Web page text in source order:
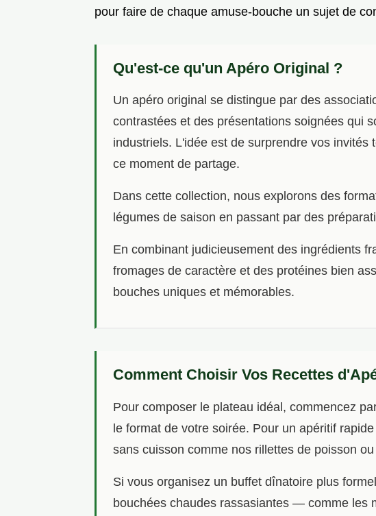
pour faire de chaque amuse-bouche un sujet de
Qu'est-ce qu'un Apéro Original ?
Un apéro original se distingue par des
contrastées et des présentations soignées qui
industriels. L'idée est de surprendre vos
ce moment de partage.
Dans cette collection, nous explorons des
légumes de saison en passant par des
En combinant judicieusement des ingrédients
fromages de caractère et des protéines bien
bouches uniques et mémorables.
Comment Choisir Vos Recettes
Pour composer le plateau idéal, commencez
le format de votre soirée. Pour un apéritif
sans cuisson comme nos rillettes de poisson
Si vous organisez un buffet dînatoire plus
bouchées chaudes rassasiantes — comme